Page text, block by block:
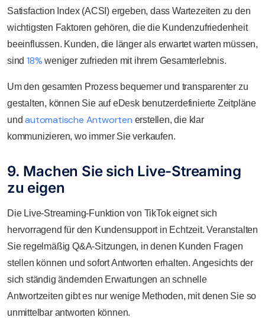
Satisfaction Index (ACSI) ergeben, dass Wartezeiten zu den
wichtigsten Faktoren gehören, die die Kundenzufriedenheit
beeinflussen. Kunden, die länger als erwartet warten müssen,
sind 18% weniger zufrieden mit ihrem Gesamterlebnis.
Um den gesamten Prozess bequemer und transparenter zu
gestalten, können Sie auf eDesk benutzerdefinierte Zeitpläne
undautomatische Antworten erstellen, die klar
kommunizieren, wo immer Sie verkaufen.
9. Machen Sie sich Live-Streaming
zu eigen
Die Live-Streaming-Funktion von TikTok eignet sich
hervorragend für den Kundensupport in Echtzeit. Veranstalten
Sie regelmäßig Q&A-Sitzungen, in denen Kunden Fragen
stellen können und sofort Antworten erhalten. Angesichts der
sich ständig ändernden Erwartungen an schnelle
Antwortzeiten gibt es nur wenige Methoden, mit denen Sie so
unmittelbar antworten können.